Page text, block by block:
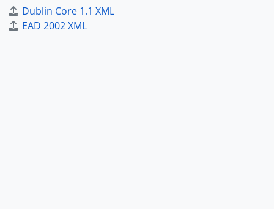
Dublin Core 1.1 XML
EAD 2002 XML